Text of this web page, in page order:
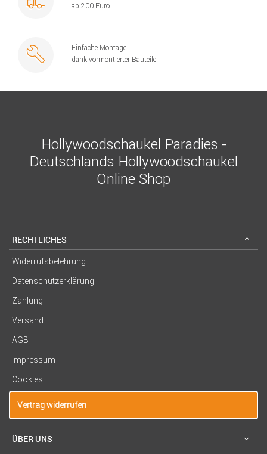
ab 200 Euro
Einfache Montage
dank vormontierter Bauteile
Hollywoodschaukel Paradies -
Deutschlands Hollywoodschaukel
Online Shop
RECHTLICHES
Widerrufsbelehrung
Datenschutzerklärung
Zahlung
Versand
AGB
Impressum
Cookies
Vertrag widerrufen
ÜBER UNS